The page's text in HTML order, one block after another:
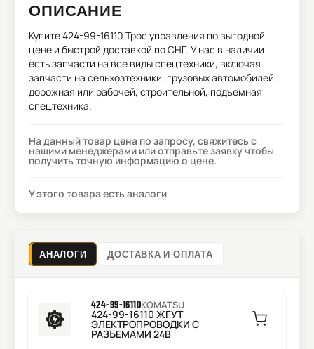
ОПИСАНИЕ
Купите424-99-16110 Трос управления по выгодной
цене и быстрой доставкой по СНГ. У нас в наличии
есть запчасти на все виды спецтехники, включая
запчасти на сельхозтехники, грузовых автомобилей,
дорожная или рабочей, строительной, подъемная
спецтехника.
На данный товар цена по запросу, свяжитесь с
нашими менеджерами или отправьте заявку чтобы
получить точную информацию о цене.
У этого товара есть аналоги
АНАЛОГИ ДОСТАВКА И ОПЛАТА
424-99-16110KOMATSU
424-99-16110 ЖГУТ
ЭЛЕКТРОПРОВОДКИ С
РАЗЪЕМАМИ 24В